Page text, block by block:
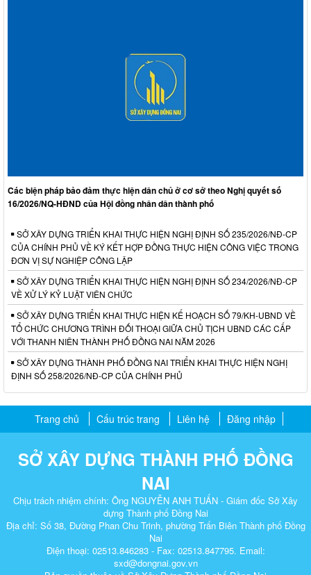
Các biện pháp bảo đảm thực hiện dân chủ ở cơ sở theo Nghị quyết số
16/2026/NQ-HĐND của Hội đồng nhân dân thành phố
SỞ XÂY DỰNG TRIỂN KHAI THỰC HIỆN NGHỊ ĐỊNH SỐ 235/2026/NĐ-CP
CỦA CHÍNH PHỦ VỀ KÝ KẾT HỢP ĐỒNG THỰC HIỆN CÔNG VIỆC TRONG
ĐƠN VỊ SỰ NGHIỆP CÔNG LẬP
SỞ XÂY DỰNG TRIỂN KHAI THỰC HIỆN NGHỊ ĐỊNH SỐ 234/2026/NĐ-CP
VỀ XỬ LÝ KỶ LUẬT VIÊN CHỨC
SỞ XÂY DỰNG TRIỂN KHAI THỰC HIỆN KẾ HOẠCH SỐ 79/KH-UBND VỀ
TỔ CHỨC CHƯƠNG TRÌNH ĐỐI THOẠI GIỮA CHỦ TỊCH UBND CÁC CẤP
VỚI THANH NIÊN THÀNH PHỐ ĐỒNG NAI NĂM 2026
SỞ XÂY DỰNG THÀNH PHỐ ĐỒNG NAI TRIỂN KHAI THỰC HIỆN NGHỊ
ĐỊNH SỐ 258/2026/NĐ-CP CỦA CHÍNH PHỦ
Trang chủ Cấu trúc trang Liên hệ Đăng nhập
SỞ XÂY DỰNG THÀNH PHỐ ĐỒNG
NAI
Chịu trách nhiệm chính: Ông NGUYỄN ANH TUẤN - Giám đốc Sở Xây
dựng Thành phố Đồng Nai
Địa chỉ: Số 38, Đường Phan Chu Trinh, phường Trấn Biên Thành phố Đồng
Nai
Điện thoại: 02513.846283 - Fax: 02513.847795. Email:
sxd@dongnai.gov.vn